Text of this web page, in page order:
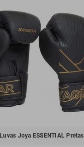
Luvas Joya ESSENTIAL Pretas